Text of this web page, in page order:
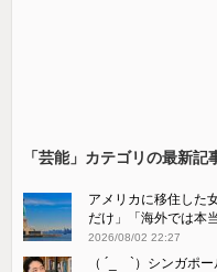
「芸能」カテゴリの最新記
アメリカに移住した
だけ」「海外では本
2026/08/02 22:27
（ ´_ゝ`）シンガポ